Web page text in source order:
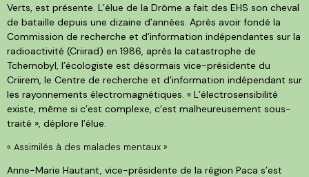
Verts, est présente. L’élue de la Drôme a fait des EHS son cheval
de bataille depuis une dizaine d’années. Après avoir fondé la
Commission de recherche et d’information indépendantes sur la
radioactivité (Criirad) en 1986, après la catastrophe de
Tchernobyl, l’écologiste est désormais vice-présidente du
Criirem, le Centre de recherche et d’information indépendant sur
les rayonnements électromagnétiques. « L’électrosensibilité
existe, même si c’est complexe, c’est malheureusement sous-
traité », déplore l’élue.
« Assimilés à des malades mentaux »
Anne-Marie Hautant, vice-présidente de la région Paca s’est